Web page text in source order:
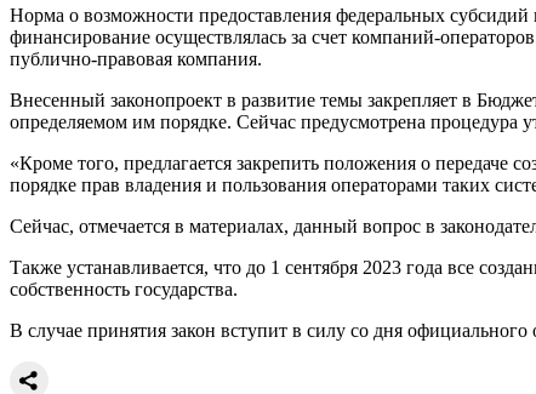
Норма о возможности предоставления федеральных
финансирование осуществлялась за счет компаний-
публично-правовая компания.
Внесенный законопроект в развитие темы закрепляет в
определяемом им порядке. Сейчас предусмотрена процедура
«Кроме того, предлагается закрепить положения о
порядке прав владения и пользования операторами таких
Сейчас, отмечается в материалах, данный вопрос в
Также устанавливается, что до 1 сентября 2023 года все
собственность государства.
В случае принятия закон вступит в силу со дня